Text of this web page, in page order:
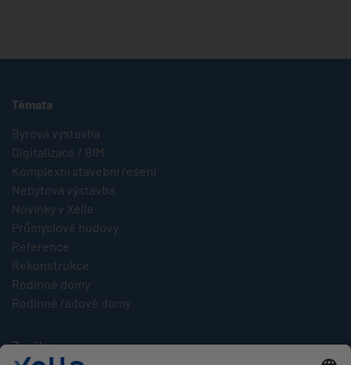
Témata
Bytová výstavba
Digitalizace / BIM
Komplexní stavební řešení
Nebytová výstavba
Novinky v Xelle
Průmyslové budovy
Reference
Rekonstrukce
Rodinné domy
Rodinné řadové domy
Značky